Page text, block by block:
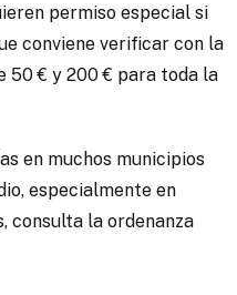
permiso especial si
conviene verificar con la
50 € y 200 € para toda la
en muchos municipios
especialmente en
consulta la ordenanza